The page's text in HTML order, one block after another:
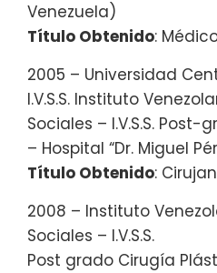
Venezuela)
Título Obtenido:
2005 – Universidad
I.V.S.S. Instituto
Sociales – I.V.S.S.
– Hospital “Dr. Miguel
Título Obtenido:
2008 – Instituto
Sociales – I.V.S.S.
Post grado Cirugía